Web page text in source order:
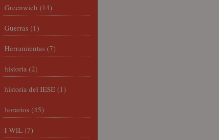
Greenwich (14)
Guerras (1)
Herramientas (7)
historia (2)
historia del IESE (1)
horarios (45)
I WIL (7)